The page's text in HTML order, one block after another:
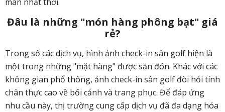
Đâu là những "món hàng phông bạt" giá
rẻ?
Trong số các dịch vụ, hình ảnh check-in sân golf hiện là
một trong những "mặt hàng" được săn đón. Khác với các
không gian phổ thông, ảnh check-in sân golf đòi hỏi tính
chân thực cao về bối cảnh và trang phục. Để đáp ứng
nhu cầu này, thị trường cung cấp dịch vụ đã đa dạng hóa